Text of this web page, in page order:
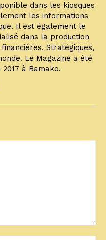
dans les kiosques
les informations
Il est également le
dans la production
Stratégiques,
Le Magazine a été
à Bamako.